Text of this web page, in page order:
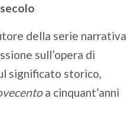
della serie narrativa
sull’opera di
significato storico,
a cinquant’anni